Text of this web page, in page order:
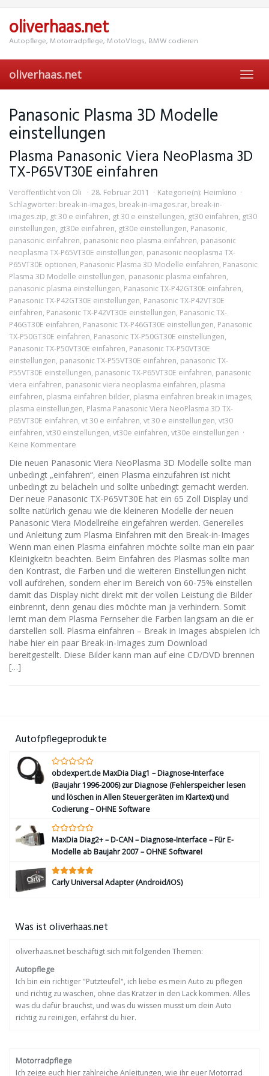
main
content
oliverhaas.net
Autopflege, Motorradpflege, MotoVlogs, BMW codieren
oliverhaas.net
Panasonic Plasma 3D Modelle
einstellungen
Plasma Panasonic Viera NeoPlasma 3D
TX-P65VT30E einfahren
Veröffentlicht von Oli 28. Februar 2011 Kategorie(n): Heimkino
Schlagwörter: break-in-images, break-in-images.rar, break-in-
images.zip, gt 30 e einfahren, gt 30 e einstellungen, gt30 einfahren, gt30
einstellungen, gt30e einfahren, gt30e einstellungen, Panasonic,
panasonic einfahren, panasonic neo plasma einfahren, panasonic
neoplasma TX-P65VT30E einstellungen, panasonic neoplasma TX-
P65VT30E optionen, Panasonic Plasma 3D Modelle einfahren, Panasonic
Plasma 3D Modelle einstellungen, panasonic plasma einfahren,
panasonic plasma einstellungen, Panasonic TX-P42GT30E einfahren,
Panasonic TX-P42GT30E einstellungen, Panasonic TX-P42VT30E
einfahren, Panasonic TX-P42VT30E einstellungen, Panasonic TX-
P46GT30E einfahren, Panasonic TX-P46GT30E einstellungen, Panasonic
TX-P50GT30E einfahren, Panasonic TX-P50GT30E einstellungen,
Panasonic TX-P50VT30E einfahren, Panasonic TX-P50VT30E
einstellungen, panasonic TX-P55VT30E einfahren, panasonic TX-
P55VT30E einstellungen, panasonic TX-P65VT30E einfahren, panasonic
viera einfahren, panasonic viera neoplasma einfahren, plasma
einfahren, plasma einfahren bilder, plasma einfahren break in images,
plasma einstellungen, Plasma Panasonic Viera NeoPlasma 3D TX-
P65VT30E einfahren, vt 30 e einfahren, vt 30 e einstellungen, vt30
einfahren, vt30 einstellungen, vt30e einfahren, vt30e einstellungen
Keine Kommentare
Die neuen Panasonic Viera NeoPlasma 3D Modelle sollte man
unbedingt „einfahren“, einen Plasma einzufahren ist nicht
unbedingt zu belächeln und sollte unbedingt gemacht werden.
Der neue Panasonic TX-P65VT30E hat ein 65 Zoll Display und
sollte natürlich genau wie die kleineren Modelle der neuen
Panasonic Viera Modellreihe eingefahren werden. Generelles
und Anleitung zum Plasma Einfahren mit den Break-in-Images
Wenn man einen Plasma einfahren möchte sollte man ein paar
Kleinigkeitn beachten. Beim Einfahren des Plasmas sollte man
den Kontrast, die Farben und die weiteren Einstellungen nicht
voll aufdrehen, sondern eher im Bereich von 60-75% einstellen
damit das Display nicht direkt mit der vollen Leistung die Bilder
einbrennt, denn genau dies möchte man ja verhindern. Somit
lernt man dem Plasma Fernseher die Farben langsam an die er
darstellen soll. Plasma einfahren – Break in Images abspielen Ich
habe hier ein paar Break-in-Images zum Download
bereitgestellt. Diese Bilder kann man auf eine CD/DVD brennen
[…]
Autofpflegeprodukte
obdexpert.de MaxDia Diag1 – Diagnose-Interface
(Baujahr 1996-2006) zur Diagnose (Fehlerspeicher lesen
und löschen in Allen Steuergeräten im Klartext) und
Codierung – OHNE Software
MaxDia Diag2+ – D-CAN – Diagnose-Interface – Für E-
Modelle ab Baujahr 2007 – OHNE Software!
Carly Universal Adapter (Android/iOS)
Was ist oliverhaas.net
oliverhaas.net beschäftigt sich mit folgenden Themen:
Autopflege
Ich bin ein richtiger "Putzteufel", ich liebe es mein Auto zu pflegen
und richtig zu waschen, ohne das Kratzer in den Lack kommen. Alles
was du dafür brauchst, und was du wissen musst um dein Auto
richtig zu reinigen, erfährst du hier.
Motorradpflege
Ich zeige euch hier zahlreiche Anleitungen, wie ihr euer Motorrad